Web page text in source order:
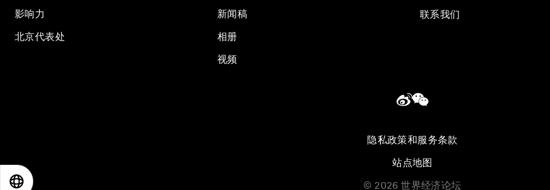
影响力
北京代表处
新闻稿
相册
视频
联系我们
隐私政策和服务条款
站点地图
© 2026 世界经济论坛